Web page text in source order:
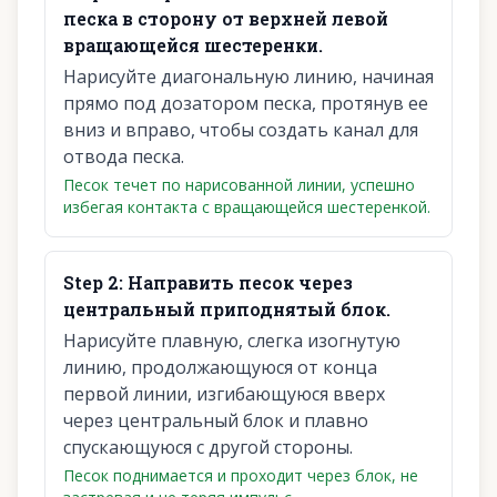
песка в сторону от верхней левой
вращающейся шестеренки.
Нарисуйте диагональную линию, начиная
прямо под дозатором песка, протянув ее
вниз и вправо, чтобы создать канал для
отвода песка.
Песок течет по нарисованной линии, успешно
избегая контакта с вращающейся шестеренкой.
Step 2: Направить песок через
центральный приподнятый блок.
Нарисуйте плавную, слегка изогнутую
линию, продолжающуюся от конца
первой линии, изгибающуюся вверх
через центральный блок и плавно
спускающуюся с другой стороны.
Песок поднимается и проходит через блок, не